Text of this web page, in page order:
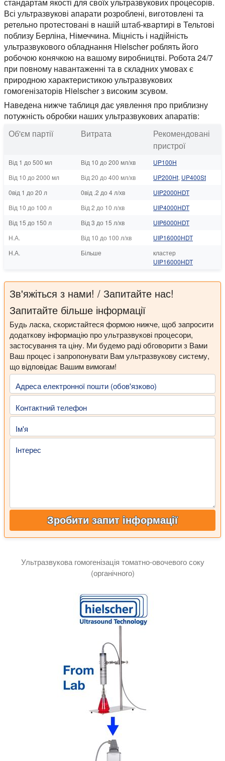
Всі ультразвукові апарати розроблені, виготовлені та
ретельно протестовані в нашій штаб-квартирі в Тельтові
поблизу Берліна, Німеччина. Міцність і надійність
ультразвукового обладнання Hielscher роблять його
робочою конячкою на вашому виробництві. Робота 24/7
при повному навантаженні та в складних умовах є
природною характеристикою ультразвукових
гомогенізаторів Hielscher з високим зсувом.
Наведена нижче таблиця дає уявлення про приблизну
потужність обробки наших ультразвукових апаратів:
Об'єм партії
Витрата
Рекомендовані
пристрої
Від 1 до 500 мл Від 10 до 200 мл/хв
UP100H
Від 10 до 2000 мл
Від 20 до 400 мл/хв UP200Ht, UP400St
0від 1 до 20 л
0від .2 до 4 л/хв
UIP2000HDT
Від 10 до 100 л
Від 2 до 10 л/хв
UIP4000HDT
Від 15 до 150 л
Від 3 до 15 л/хв
UIP6000HDT
Н.А.
Від 10 до 100 л/хв
UIP16000HDT
Н.А.
Більше
кластер
UIP16000HDT
Зв'яжіться з нами! / Запитайте нас!
Запитайте більше інформації
Будь ласка, скористайтеся формою нижче, щоб запросити
додаткову інформацію про ультразвукові процесори,
застосування та ціну. Ми будемо раді обговорити з Вами
Ваш процес і запропонувати Вам ультразвукову систему,
що відповідає Вашим вимогам!
Адреса електронної пошти (обов'язково)
Контактний телефон
Ім'я
Інтерес
Зробити запит інформації
Ультразвукова гомогенізація томатно-овочевого соку
(органічного)